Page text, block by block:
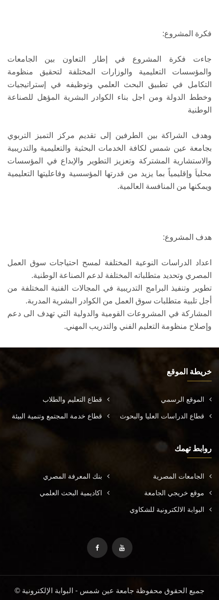
فكرة المشروع:
جاءت فكرة المشروع في إطار التعاون بين الجامعات
والمؤسسات التعليمية والوزارات المختلفة لتحقيق منظومة
التكامل في تطبيق البحث العلمي وتوظيفه في إستراتيجيات
وخطط الدولة ومن اجل بناء الكوادر البشرية المؤهل للصناعة
الوطنية
وهدف الشراكة بين الطرفين إلى تقديم مركز التميز التربوي
بجامعة عين شمس لكافة الخدمات البحثية والتعليمية والتدريبية
والاستشارية المشتركة وتعزيز التطوير والإبداع في المؤسسات
محلياَ وإقليمياً بما يزيد من قدرتها المؤسسية وفاعليتها التعليمية
ويمكنها من المنافسة العالمية.
هدف المشروع:
اعداد الدراسات النوعية المختلفة لمسح احتياجات سوق العمل
المصري وتحديد متطلباته المختلفة لدعم الصناعة الوطنية.
تطوير وتنفيذ البرامج التدريبية في المجالات الفنية المختلفة من
أجل تلبية متطلبات سوق العمل من الكوادر البشرية المدربة.
المشاركة في المشروعات القومية والدولية التي تهدف الى دعم
وإصلاح منظومة التعليم الفني والتدريب المهني.
خريطة الموقع
الموقع الرسمي قطاع التعليم والطلاب
قطاع الدراسات العليا والبحوث قطاع خدمة المجتمع وتنمية البيئة
روابط تهمك
الجامعات المصرية بنك المعرفة المصري
موقع خريجي الجامعة اكاديمية البحث العلمي
البوابة الالكترونية للشكاوي
جميع الحقوق محفوظة جامعة عين شمس - البوابة الإلكترونية ©